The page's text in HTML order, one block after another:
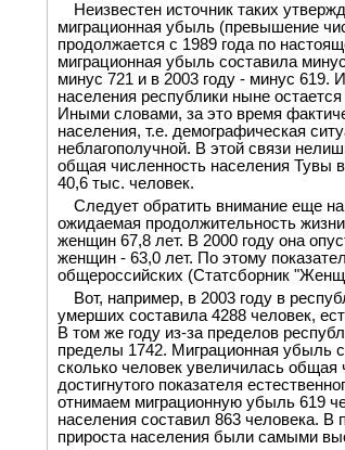
Неизвестен источник таких
миграционная убыль (превышение
продолжается с 1989 года по
миграционная убыль составила
минус 721 и в 2003 году - минус 619.
населения республики ныне
Иными словами, за это время
населения, т.е. демографическая
неблагополучной. В этой связи
общая численность населения Тувы
40,6 тыс. человек.
Следует обратить внимание еще
ожидаемая продолжительность
женщин 67,8 лет. В 2000 году она
женщин - 63,0 лет. По этому
общероссийских (Статсборник
Вот, например, в 2003 году в
умерших составила 4288 человек,
В том же году из-за пределов
пределы 1742. Миграционная убыль
сколько человек увеличилась общая
достигнутого показателя
отнимаем миграционную убыль 619
населения составил 863 человека. В
прироста населения были самыми